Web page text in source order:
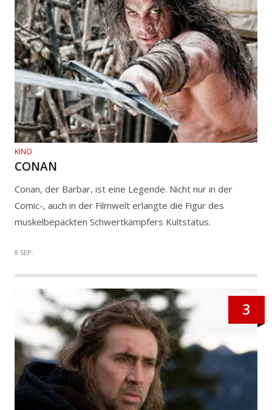
KINO
CONAN
Conan, der Barbar, ist eine Legende. Nicht nur in der
Comic-, auch in der Filmwelt erlangte die Figur des
muskelbepackten Schwertkämpfers Kultstatus.
8 SEP.
3